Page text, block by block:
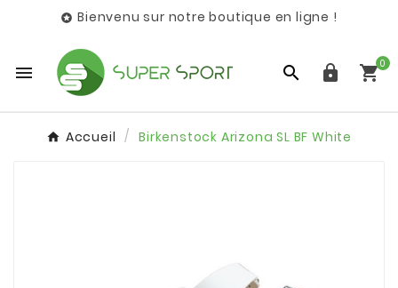
 Bienvenu sur notre boutique en ligne !
   0
Accueil Birkenstock Arizona SL BF White